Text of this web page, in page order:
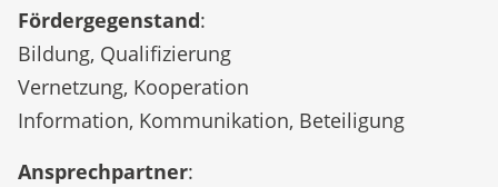
Fördergegenstand:
Bildung, Qualifizierung
Vernetzung, Kooperation
Information, Kommunikation, Beteiligung
Ansprechpartner: